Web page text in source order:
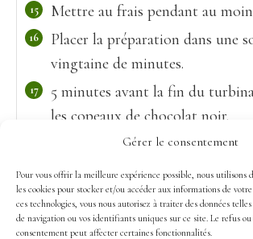
Gérer le consentement
Pour vous offrir la meilleure expérience possible, nous utilisons
les cookies pour stocker et/ou accéder aux informations de
ces technologies, vous nous autorisez à traiter des données
de navigation ou vos identifiants uniques sur ce site. Le refus
consentement peut affecter certaines fonctionnalités.
Mettre au frais pendant au
Placer la préparation dans une
vingtaine de minutes.
5 minutes avant la fin du
les copeaux de chocolat noir.
Réserver au congélateur au
heures.
Sortir la glace 10 min avant de